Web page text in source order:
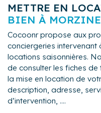
METTRE EN
BIEN À MORZINE
Cocoonr propose aux
conciergeries
locations saisonnières.
de consulter les fiches
la mise en location de
description, adresse,
d’intervention, ....